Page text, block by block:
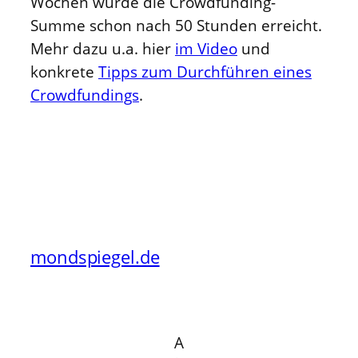
Summe schon nach 50 Stunden erreicht.
Mehr dazu u.a. hier im Video und
konkrete Tipps zum Durchführen eines
Crowdfundings.
mondspiegel.de
A